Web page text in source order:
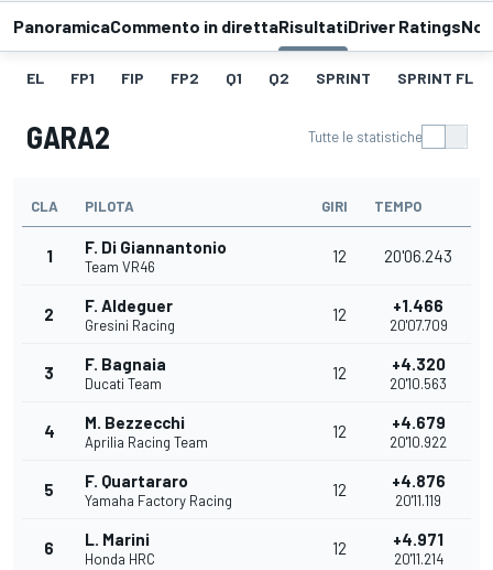
PanoramicaCommento in direttaRisultatiDriver Ratings
EL FP1 FIP FP2 Q1 Q2 SPRINT SPRINT FL
GARA2 Tutte le statistiche
CLA PILOTA GIRI TEMPO
1 F. Di Giannantonio
Team VR46
12 20'06.243
2 F. Aldeguer
Gresini Racing
12 +1.466
20'07.709
3 F. Bagnaia
Ducati Team
12 +4.320
20'10.563
4 M. Bezzecchi
Aprilia Racing Team
12 +4.679
20'10.922
5 F. Quartararo
Yamaha Factory Racing
12 +4.876
20'11.119
6 L. Marini
Honda HRC
12 +4.971
20'11.214